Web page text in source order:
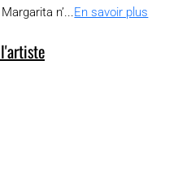
n’...En savoir plus